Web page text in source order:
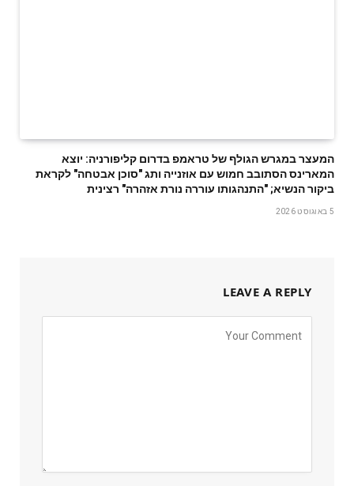
המעצר במגרש הגולף של טראמפ בדרום קליפורניה: יוצא
המארינס הסתובב חמוש עם אוזנייה ותג "סוכן אבטחה" לקראת
ביקור הנשיא; "התנהגותו עוררה נורת אזהרה" רצינית
5 באוגוסט 2026
LEAVE A REPLY